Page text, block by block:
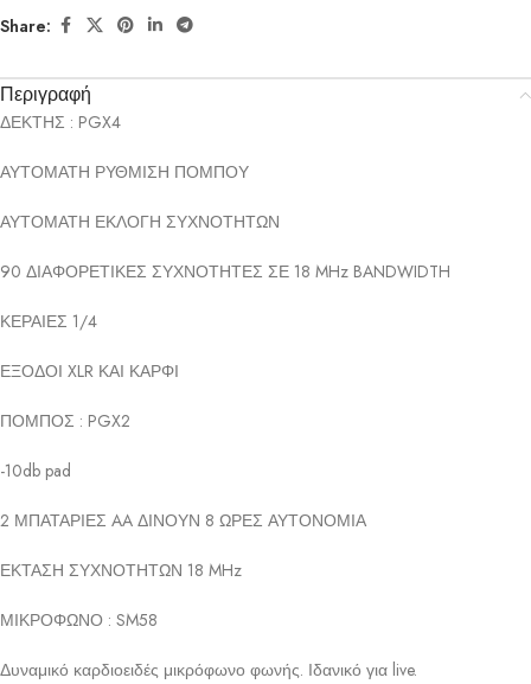
Share:
Περιγραφή
ΔΕΚΤΗΣ : PGX4
ΑΥΤΟΜΑΤΗ ΡΥΘΜΙΣΗ ΠΟΜΠΟΥ
ΑΥΤΟΜΑΤΗ ΕΚΛΟΓΗ ΣΥΧΝΟΤΗΤΩΝ
90 ΔΙΑΦΟΡΕΤΙΚΕΣ ΣΥΧΝΟΤΗΤΕΣ ΣΕ 18 MHz BANDWIDTH
ΚΕΡΑΙΕΣ 1/4
ΕΞΟΔΟΙ XLR ΚΑΙ ΚΑΡΦΙ
ΠΟΜΠΟΣ : PGX2
-10db pad
2 ΜΠΑΤΑΡΙΕΣ AA ΔΙΝΟΥΝ 8 ΩΡΕΣ ΑΥΤΟΝΟΜΙΑ
ΕΚΤΑΣΗ ΣΥΧΝΟΤΗΤΩΝ 18 MHz
ΜΙΚΡΟΦΩΝΟ : SM58
Δυναμικό καρδιοειδές μικρόφωνο φωνής. Ιδανικό για live.